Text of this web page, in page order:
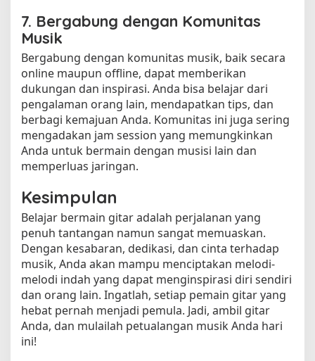
7. Bergabung dengan Komunitas
Musik
Bergabung dengan komunitas musik, baik secara
online maupun offline, dapat memberikan
dukungan dan inspirasi. Anda bisa belajar dari
pengalaman orang lain, mendapatkan tips, dan
berbagi kemajuan Anda. Komunitas ini juga sering
mengadakan jam session yang memungkinkan
Anda untuk bermain dengan musisi lain dan
memperluas jaringan.
Kesimpulan
Belajar bermain gitar adalah perjalanan yang
penuh tantangan namun sangat memuaskan.
Dengan kesabaran, dedikasi, dan cinta terhadap
musik, Anda akan mampu menciptakan melodi-
melodi indah yang dapat menginspirasi diri sendiri
dan orang lain. Ingatlah, setiap pemain gitar yang
hebat pernah menjadi pemula. Jadi, ambil gitar
Anda, dan mulailah petualangan musik Anda hari
ini!